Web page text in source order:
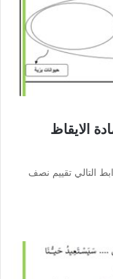
الايقاظ
) : انقر الرابط التالي تقييم نصف